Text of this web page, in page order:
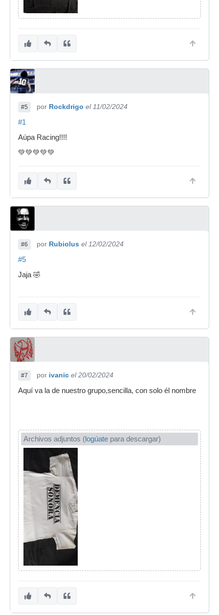
#5 por Rockdrigo el 11/02/2024
#1
Aúpa Racing!!!!
💚💚💚💚💚
#6 por Rubiolus el 12/02/2024
#5
Jaja 🤣
#7 por ivanic el 20/02/2024
Aquí va la de nuestro grupo,sencilla, con solo él nombre
Archivos adjuntos (logúate para descargar)